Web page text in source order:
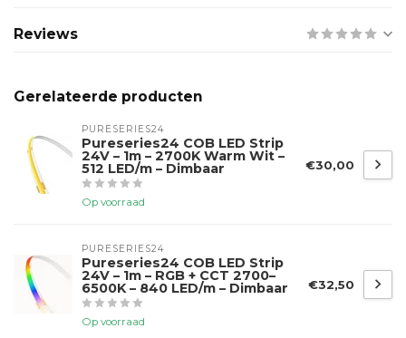
Reviews
Gerelateerde producten
PURESERIES24
Pureseries24 COB LED Strip
24V – 1m – 2700K Warm Wit –
512 LED/m – Dimbaar
Op voorraad
€30,00
PURESERIES24
Pureseries24 COB LED Strip
24V – 1m – RGB + CCT 2700–
6500K – 840 LED/m – Dimbaar
Op voorraad
€32,50